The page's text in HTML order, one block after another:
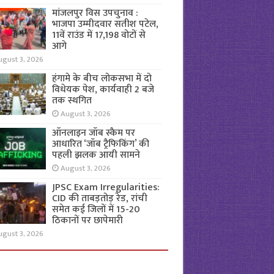
मांजलपुर विस उपचुनाव :
भाजपा उम्मीदवार सतीश पटेल,
11वें राउंड में 17,198 वोटों से
आगे
3, 2026
हंगामे के बीच लोकसभा में दो
विधेयक पेश, कार्यवाही 2 बजे
तक स्थगित
August 3, 2026
ऑनलाइन जॉब स्कैम पर
आधारित ‘जॉब ट्रैफिकिंग’ की
पहली झलक आयी सामने
August 3, 2026
JPSC Exam Irregularities:
CID की ताबड़तोड़ रेड, रांची
समेत कई जिलों में 15-20
ठिकानों पर छापेमारी
3, 2026